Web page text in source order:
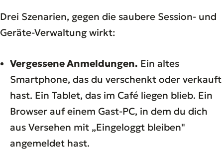
Drei Szenarien, gegen die saubere Session- und
Geräte-Verwaltung wirkt:
Vergessene Anmeldungen. Ein altes
Smartphone, das du verschenkt oder verkauft
hast. Ein Tablet, das im Café liegen blieb. Ein
Browser auf einem Gast-PC, in dem du dich
aus Versehen mit „Eingeloggt bleiben"
angemeldet hast.